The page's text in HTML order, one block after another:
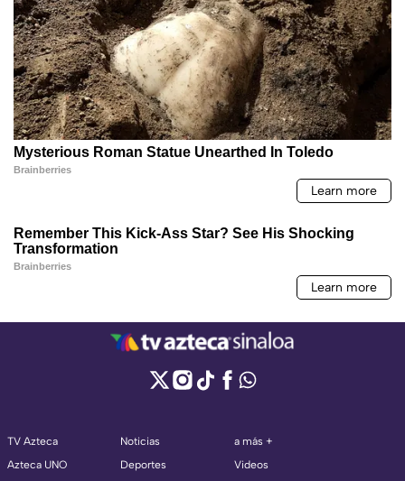
TV Azteca
Azteca UNO
Noticias
Deportes
a más +
Videos